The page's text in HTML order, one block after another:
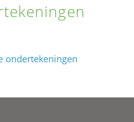
ondertekeningen